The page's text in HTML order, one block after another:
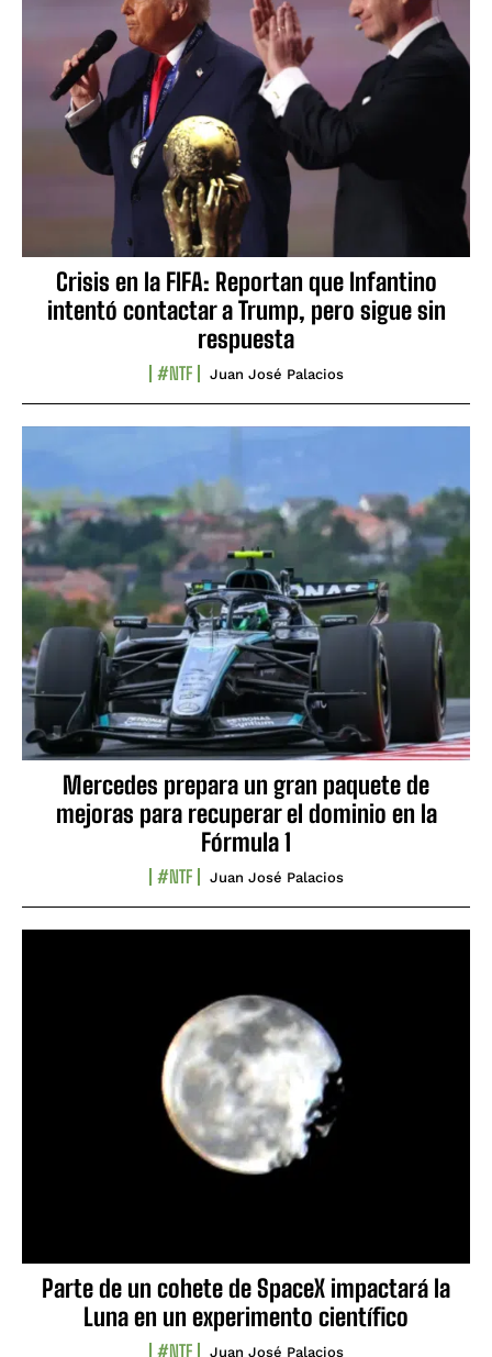
Crisis en la FIFA: Reportan que Infantino
intentó contactar a Trump, pero sigue sin
respuesta
#NTF Juan José Palacios
Mercedes prepara un gran paquete de
mejoras para recuperar el dominio en la
Fórmula 1
#NTF Juan José Palacios
Parte de un cohete de SpaceX impactará la
Luna en un experimento científico
#NTF Juan José Palacios